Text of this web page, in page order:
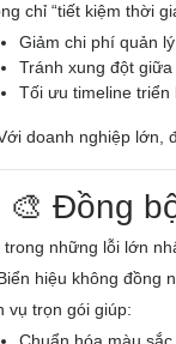
chỉ “tiết kiệm thời
Giảm chi phí quản
Tránh xung đột
Tối ưu timeline triển
doanh nghiệp lớn,
🎨 Đồng
trong những lỗi lớn
hiệu không đồng
vụ trọn gói giúp: